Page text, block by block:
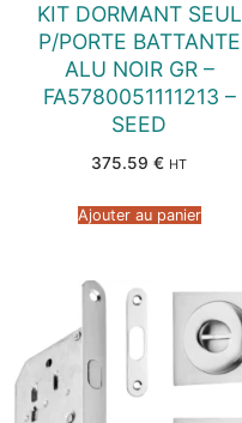
KIT DORMANT SEUL
P/PORTE BATTANTE
ALU NOIR GR –
FA5780051111213 –
SEED
375.59 € HT
Ajouter au panier